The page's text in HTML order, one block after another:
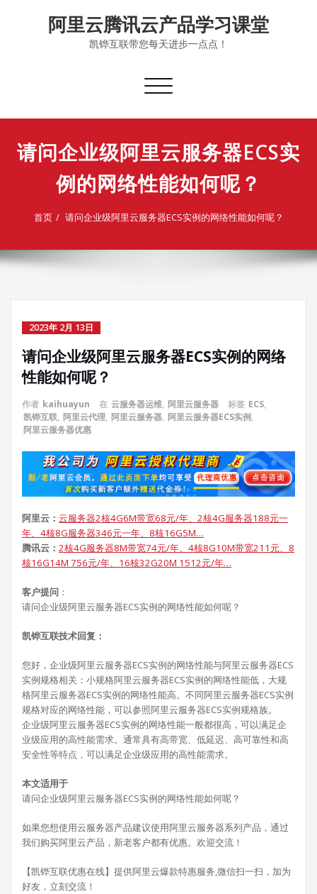
阿里云腾讯云产品学习课堂
凯铧互联带您每天进步一点点！
切
导
请问企业级阿里云服务器ECS实
例的网络性能如何呢？
首页 请问企业级阿里云服务器ECS实例的网络性能如何呢？
2023年 2月 13日
请问企业级阿里云服务器ECS实例的网络
性能如何呢？
作者 kaihuayun 在 云服务器运维, 阿里云服务器 标签 ECS,
凯铧互联, 阿里云代理, 阿里云服务器, 阿里云服务器ECS实例,
阿里云服务器优惠
阿里云： 云服务器2核4G6M带宽68元/年、2核4G服务器188元一
年、4核8G服务器346元一年、8核16G5M…
腾讯云： 2核4G服务器8M带宽74元/年、4核8G10M带宽211元、8
核16G14M 756元/年、16核32G20M 1512元/年…
客户提问 ：
请问企业级阿里云服务器ECS实例的网络性能如何呢？
凯铧互联技术回复：
您好，企业级阿里云服务器ECS实例的网络性能与阿里云服务器ECS
实例规格相关：小规格阿里云服务器ECS实例的网络性能低，大规
格阿里云服务器ECS实例的网络性能高。不同阿里云服务器ECS实例
规格对应的网络性能，可以参照阿里云服务器ECS实例规格族。
企业级阿里云服务器ECS实例的网络性能一般都很高，可以满足企
业级应用的高性能需求。通常具有高带宽、低延迟、高可靠性和高
安全性等特点，可以满足企业级应用的高性能需求。
本文适用于
请问企业级阿里云服务器ECS实例的网络性能如何呢？
如果您想使用云服务器产品建议使用阿里云服务器系列产品，通过
我们购买阿里云产品，新老客户都有优惠。欢迎交流！
【凯铧互联优惠在线】提供阿里云爆款特惠服务,微信扫一扫，加为
好友，立刻交流！